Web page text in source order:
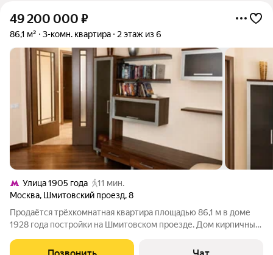
49 200 000 ₽
86,1 м² 3-комн. квартира 2 этаж из 6
Улица 1905 года
11 мин.
Москва, Шмитовский проезд,8
Продаётся трёхкомнатная квартира площадью 86,1 м в доме
1928 года постройки на Шмитовском проезде. Дом кирпичный,
Краснопресненском районе ЦАО. До станции метро «Улица